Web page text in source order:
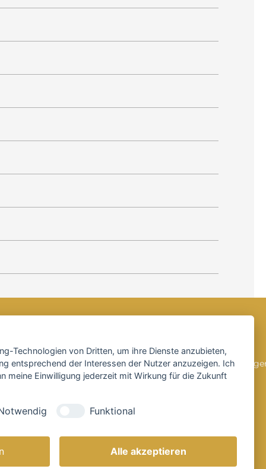
Technologien von Dritten, um ihre Dienste anzubieten,
entsprechend der Interessen der Nutzer anzuzeigen. Ich
meine Einwilligung jederzeit mit Wirkung für die Zukunft
Funktional
Alle akzeptieren